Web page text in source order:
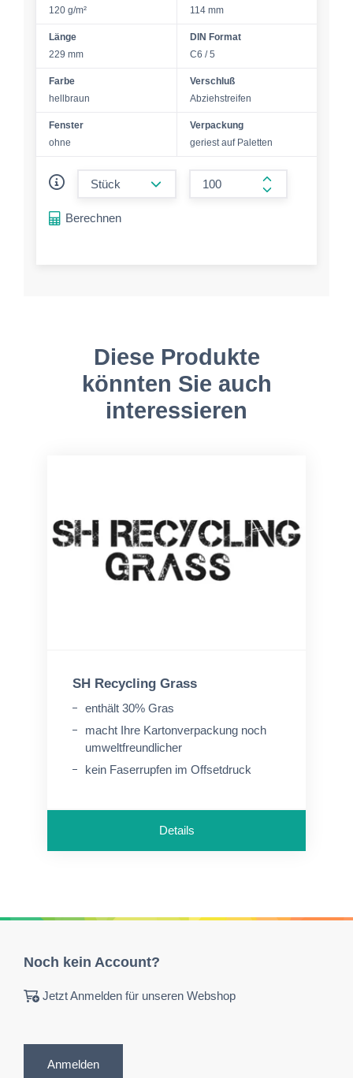
120 g/m² 114 mm
Länge
229 mm
DIN Format
C6 / 5
Farbe
hellbraun
Verschluß
Abziehstreifen
Fenster
ohne
Verpackung
geriest auf Paletten
form.increase-
Berechnen
Diese Produkte
könnten Sie auch
interessieren
SH Recycling Grass
enthält 30% Gras
macht Ihre Kartonverpackung noch
umweltfreundlicher
kein Faserrupfen im Offsetdruck
Details
Noch kein Account?
Jetzt Anmelden für unseren Webshop
Anmelden